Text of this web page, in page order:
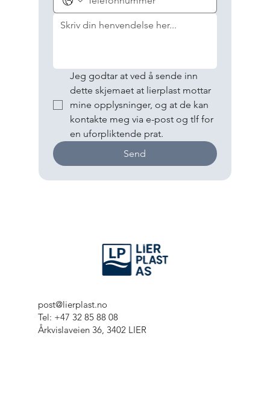
Jeg godtar at ved å sende inn
dette skjemaet at lierplast mottar
mine opplysninger, og at de kan
kontakte meg via e-post og tlf for
en uforpliktende prat.
Send
post@lierplast.no
Tel: +47 32 85 88 08
Årkvislaveien 36, 3402 LIER